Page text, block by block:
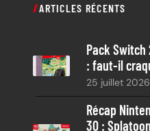
h ARTICLES RÉCENTS
Pack Switch
: faut-il
25 juillet 2026
Récap
30 :